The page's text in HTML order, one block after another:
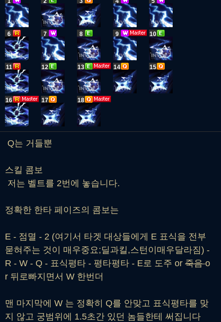
6 7 8 9 10
11 12 13 14 15
16 17 18
Q는 거들뿐
스킬 콤보
저는 벨트를 2번에 놓습니다.
정확한 한타 페이즈의 콤보는
E - 점멸 - 2 (여기서 타겟 대상들에게 E 표식을 전부
묻혀주는 것이 매우중요;딜과킬,스턴이매우달라짐) -
R - W - Q - 표식평타 - 평타평타 - E로 도주 or 죽음o
r 뒤로빠지면서 W 한번더
맨 마지막에 W 는 정확히 Q를 안맞고 표식평타를 맞
지 않고 궁범위에 1.5초간 있던 놈들한테 써집니다